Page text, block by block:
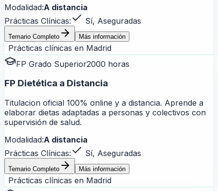
Modalidad:A distancia
Prácticas Clínicas:
Sí, Aseguradas
Temario Completo Más información
Prácticas clínicas en Madrid
FP Grado Superior2000 horas
FP Dietética a Distancia
Titulacion oficial 100% online y a distancia. Aprende a
elaborar dietas adaptadas a personas y colectivos con
supervisión de salud.
Modalidad:A distancia
Prácticas Clínicas:
Sí, Aseguradas
Temario Completo Más información
Prácticas clínicas en Madrid